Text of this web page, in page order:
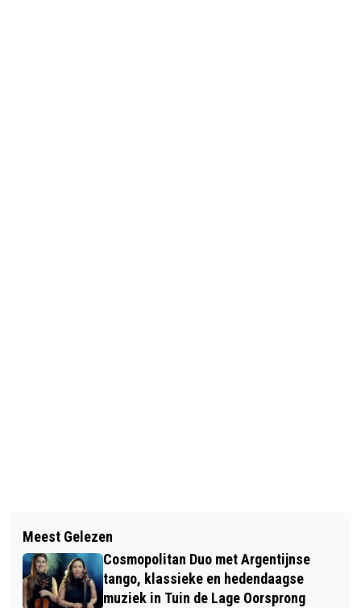
TENTOONSTELLING RUUD KUIJER IN
HET RIETVELDPAVILJOEN VANAF 23
MEI
BESTUURDERS LOPEN RISICO OP
PERSOONLIJKE AANSPRAKELIJKHEID
BIJ TURBOLIQUIDATIE
Meest Gelezen
Cosmopolitan Duo met Argentijnse
tango, klassieke en hedendaagse
muziek in Tuin de Lage Oorsprong